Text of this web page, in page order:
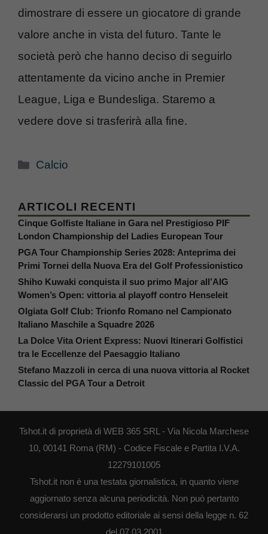
dimostrare di essere un giocatore di grande
valore anche in vista del futuro. Tante le
società però che hanno deciso di seguirlo
attentamente da vicino anche in Premier
League, Liga e Bundesliga. Staremo a
vedere dove si trasferirà alla fine.
Categorie
Calcio
ARTICOLI RECENTI
Cinque Golfiste Italiane in Gara nel Prestigioso PIF
London Championship del Ladies European Tour
PGA Tour Championship Series 2028: Anteprima dei
Primi Tornei della Nuova Era del Golf Professionistico
Shiho Kuwaki conquista il suo primo Major all’AIG
Women’s Open: vittoria al playoff contro Henseleit
Olgiata Golf Club: Trionfo Romano nel Campionato
Italiano Maschile a Squadre 2026
La Dolce Vita Orient Express: Nuovi Itinerari Golfistici
tra le Eccellenze del Paesaggio Italiano
Stefano Mazzoli in cerca di una nuova vittoria al Rocket
Classic del PGA Tour a Detroit
Tshot.it di proprietà di WEB 365 SRL - Via Nicola Marchese
10, 00141 Roma (RM) - Codice Fiscale e Partita I.V.A.
12279101005
Tshot.it non è una testata giornalistica, in quanto viene
aggiornato senza alcuna periodicità. Non può pertanto
considerarsi un prodotto editoriale ai sensi della legge n. 62